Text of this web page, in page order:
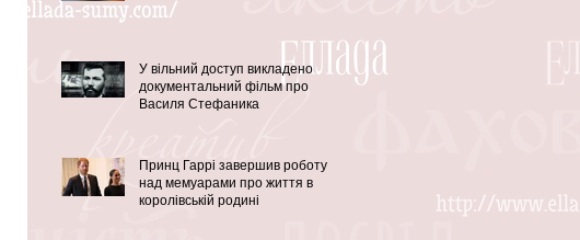
У вільний доступ викладено
документальний фільм про
Василя Стефаника
Принц Гаррі завершив роботу
над мемуарами про життя в
королівській родині